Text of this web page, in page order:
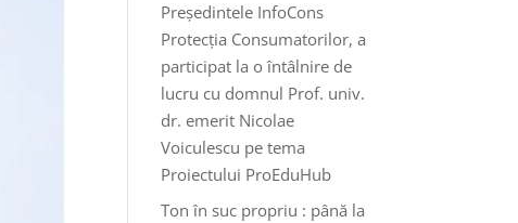
Președintele InfoCons
Protecția Consumatorilor, a
participat la o întâlnire de
lucru cu domnul Prof. univ.
dr. emerit Nicolae
Voiculescu pe tema
Proiectului ProEduHub
Ton în suc propriu : până la